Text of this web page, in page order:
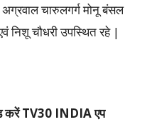
चारुलगर्ग मोनू बंसल
निशू चौधरी उपस्थित रहे |
करें TV30 INDIA एप